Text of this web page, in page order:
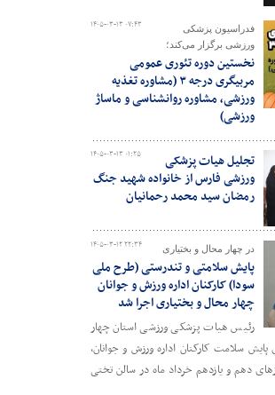
۱۴۰۵-۰۳-۱۳ ۰۷:۴۳
فدراسیون پزشکی
ورزشی برگزار می‌کند؛
نخستین دوره تئوری عمومی
مربیگری درجه ۳ (مشاوره تغذیه
ورزشی، مشاوره روانشناسی و ماساژ
ورزشی)
۱۴۰۵-۰۳-۱۳ ۰۱:۲۵
تجلیل هیات پزشکی
ورزشی فارس از خانواده شهید جنگ
رمضان سید محمد رحمانیان
۱۴۰۵-۰۳-۱۲ ۲۲:۳۴ در چهار محال و بختیاری
پایش سلامتی و تندرستی (طرح ملی
سودا) کارکنان اداره ورزش و جوانان
چهار محال و بختیاری اجرا شد
رئیس هیات پزشکی ورزشی استان چهار
سلامت کارکنان اداره ورزش و جوانان،
دهم و یازدهم خرداد ماه در سالن تختی